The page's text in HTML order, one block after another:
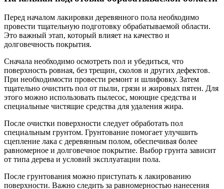
Перед началом лакировки деревянного пола необходимо
провести тщательную подготовку обрабатываемой области.
Это важный этап, который влияет на качество и
долговечность покрытия.
Сначала необходимо осмотреть пол и убедиться, что
поверхность ровная, без трещин, сколов и других дефектов.
При необходимости провести ремонт и шлифовку. Затем
тщательно очистить пол от пыли, грязи и жировых пятен. Для
этого можно использовать пылесос, моющие средства и
специальные чистящие средства для удаления жира.
После очистки поверхности следует обработать пол
специальным грунтом. Грунтование помогает улучшить
сцепление лака с деревянным полом, обеспечивая более
равномерное и долговечное покрытие. Выбор грунта зависит
от типа дерева и условий эксплуатации пола.
После грунтования можно приступать к лакированию
поверхности. Важно следить за равномерностью нанесения